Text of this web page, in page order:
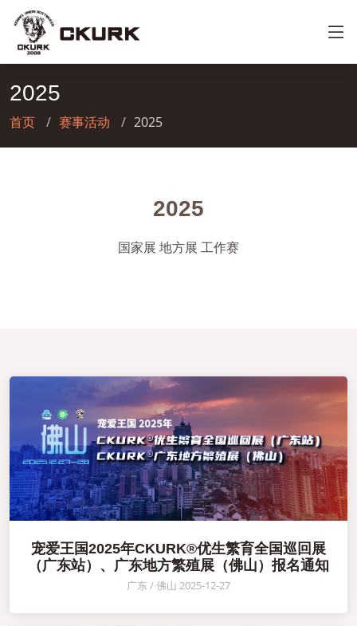
2025
首页 赛事活动 2025
2025
国家展 地方展 工作赛
宠爱王国2025年CKURK®优生繁育全国巡回展
（广东站）、广东地方繁殖展（佛山）报名通知
广东 / 佛山 2025-12-27